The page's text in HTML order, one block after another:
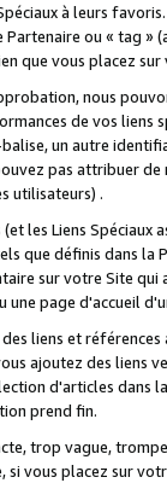
à leurs
ou « tag
que vous placez
nous
de vos liens
balise, un autre
pas attribuer
utilisateurs) .
les Liens
que définis dans
sur votre Site qui
une page d'accueil
liens et
ajoutez des
d'articles
prend fin.
trop vague,
vous placez sur